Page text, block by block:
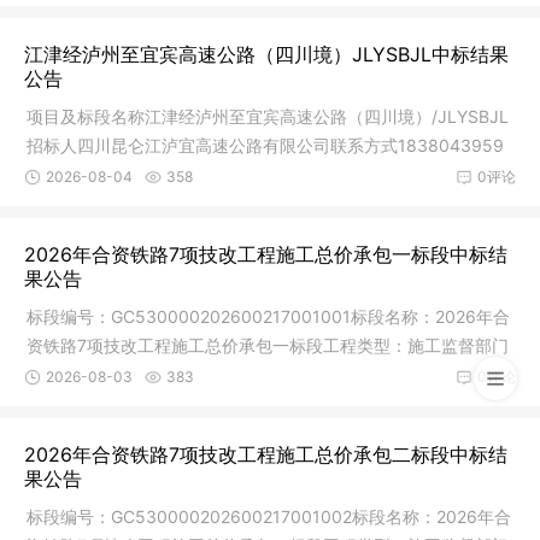
江津经泸州至宜宾高速公路（四川境）JLYSBJL中标结果
公告
项目及标段名称江津经泸州至宜宾高速公路（四川境）/JLYSBJL
招标人四川昆仑江泸宜高速公路有限公司联系方式1838043959
9招标代理
0评论
2026-08-04 358
2026年合资铁路7项技改工程施工总价承包一标段中标结
果公告
标段编号：GC530000202600217001001标段名称：2026年合
资铁路7项技改工程施工总价承包一标段工程类型：施工监督部门
及联系方式：
0评论
2026-08-03 383
2026年合资铁路7项技改工程施工总价承包二标段中标结
果公告
标段编号：GC530000202600217001002标段名称：2026年合